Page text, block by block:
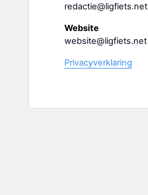
redactie@ligfiets.net
Website
website@ligfiets.net
Privacyverklaring